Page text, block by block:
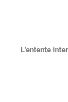
L’entente